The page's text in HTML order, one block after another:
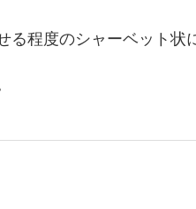
る程度のシャーベット状